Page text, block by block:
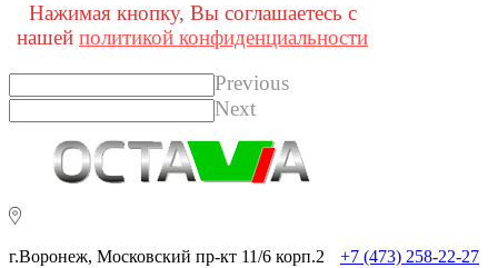
Нажимая кнопку, Вы соглашаетесь с
нашей политикой конфиденциальности
Previous
Next
г.Воронеж, Московский пр-кт 11/6 корп.2 +7 (473) 258-22-27